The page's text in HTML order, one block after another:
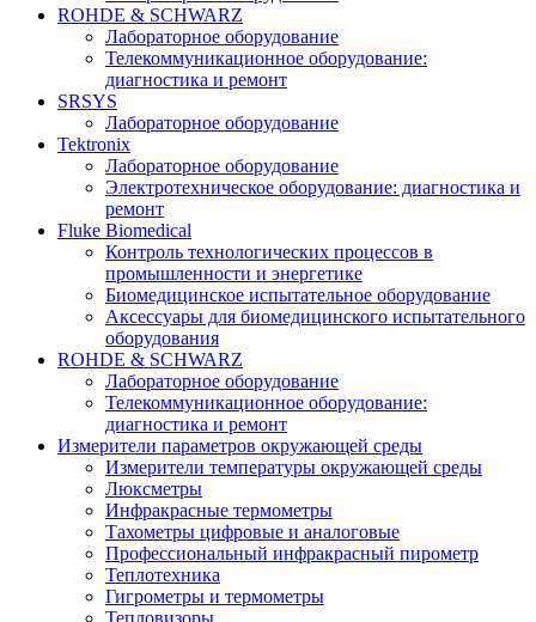
ROHDE & SCHWARZ
Лабораторное оборудование
Телекоммуникационное оборудование:
диагностика и ремонт
SRSYS
Лабораторное оборудование
Tektronix
Лабораторное оборудование
Электротехническое оборудование: диагностика и
ремонт
Fluke Biomedical
Контроль технологических процессов в
промышленности и энергетике
Биомедицинское испытательное оборудование
Аксессуары для биомедицинского испытательного
оборудования
ROHDE & SCHWARZ
Лабораторное оборудование
Телекоммуникационное оборудование:
диагностика и ремонт
Измерители параметров окружающей среды
Измерители температуры окружающей среды
Люксметры
Инфракрасные термометры
Тахометры цифровые и аналоговые
Профессиональный инфракрасный пирометр
Теплотехника
Гигрометры и термометры
Тепловизоры